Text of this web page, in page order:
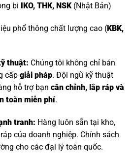
bi IKO, THK, NSK(Nhật Bản)
phổ thông chất lượng cao (KBK,
thuật: Chúng tôi không chỉ bán
cấp giải pháp. Đội ngũ kỹ thuật
hỗ trợ bạn cân chỉnh, lắp ráp và
toàn miễn phí.
tranh: Hàng luôn sẵn tại kho,
của doanh nghiệp. Chính sách
cho các đại lý toàn quốc.